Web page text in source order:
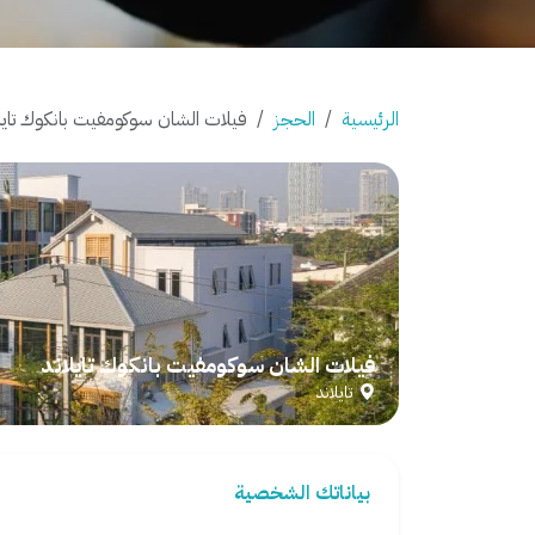
الرئيسية الحجز فيلات الشان سوكومفيت بانكوك
فيلات الشان سوكومفيت بانكوك تايلاند
تايلاند
بياناتك الشخصية